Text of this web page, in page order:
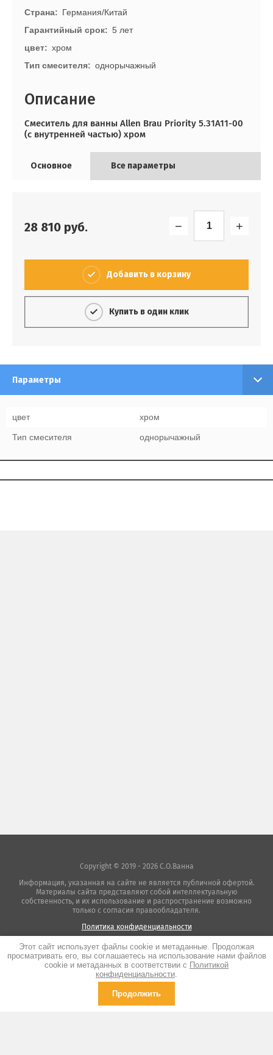
Страна
Германия/Китай
Гарантийный срок
5 лет
цвет
хром
Тип смесителя
однорычажный
Описание
Смеситель для ванны Allen Brau Priority 5.31A11-00
(с внутренней частью) хром
Основное Все параметры
28 810 руб. − +
Добавить в корзину
Купить в один клик
Параметры
цвет хром
Тип смесителя однорычажный
Copyright © 2019 - 2026 С.О.Ванна
Информация, указанная на сайте не является публичной офертой.
Материалы сайта представляют собой интеллектуальную
собственность, и их использование и распространение возможно
только с согласия правообладателя.
Политика конфиденциальности
Megagroup.ru
Этот сайт использует файлы cookie и метаданные. Продолжая
просматривать его, вы соглашаетесь на использование нами файлов
cookie и метаданных в соответствии с Политикой
конфиденциальности.
Продолжить